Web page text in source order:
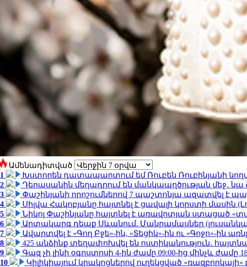
Ամենադիտված
1
Խստորեն դատապարտում եմ Ռուբեն Ռուբինյանի
2
Դերասանին մեղադրում են մանկապղծության մեջ․ նա
3
Փաշինյանի որոշումներով 7 պաշտոնյա ազատվել է
4
Սիլվա Հակոբյանը հայտնել է ցավալի կորստի մասին
5
Նիկոլ Փաշինյանը հայտնել է առավոտյան ստացած
6
Արտակարգ դեպք Սևանում. Մանրամասներ
7
Ավարտվել է «Գող Բջե»-ին, «Տեցիկ»-ին ու «Գոջո»-ին
8
425 անձինք տեղափոխվել են ոստիկանություն․
9
Գազ չի լինի օգոստոսի 4-ին ժամը 09:00-ից մինչև ժամը
10
Կիլիկիայում կրակոցներով ուղեկցված